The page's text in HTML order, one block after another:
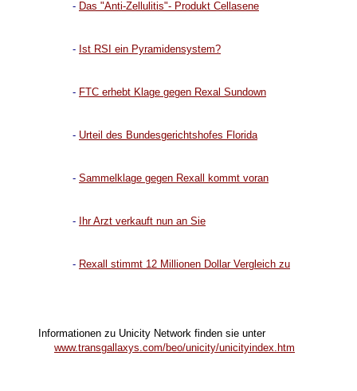
- Das "Anti-Zellulitis"- Produkt Cellasene
- Ist RSI ein Pyramidensystem?
- FTC erhebt Klage gegen Rexal Sundown
- Urteil des Bundesgerichtshofes Florida
- Sammelklage gegen Rexall kommt voran
- Ihr Arzt verkauft nun an Sie
- Rexall stimmt 12 Millionen Dollar Vergleich zu
Informationen zu Unicity Network finden sie unter
www.transgallaxys.com/beo/unicity/unicityindex.htm